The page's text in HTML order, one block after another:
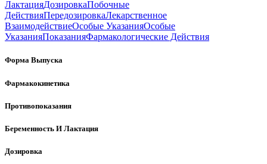
ЛактацияДозировкаПобочные
ДействияПередозировкаЛекарственное
ВзаимодействиеОсобые УказанияОсобые
УказанияПоказанияФармакологические Действия
Форма Выпуска
Фармакокинетика
Противопоказания
Беременность И Лактация
Дозировка